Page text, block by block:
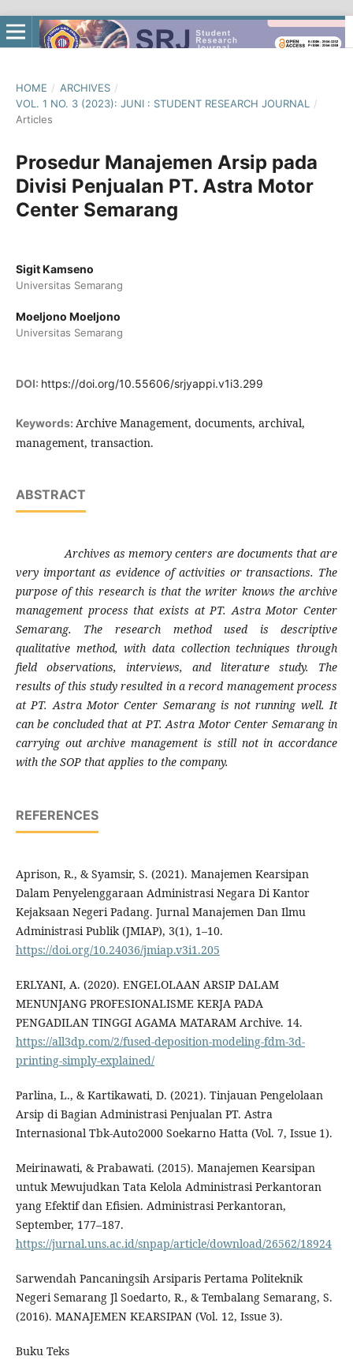
HOME / ARCHIVES /
VOL. 1 NO. 3 (2023): JUNI : STUDENT RESEARCH JOURNAL
/
Articles
Prosedur Manajemen Arsip pada
Divisi Penjualan PT. Astra Motor
Center Semarang
Sigit Kamseno
Universitas Semarang
Moeljono Moeljono
Universitas Semarang
DOI: https://doi.org/10.55606/srjyappi.v1i3.299
Keywords: Archive Management, documents, archival,
management, transaction.
ABSTRACT
Archives as memory centers are documents that are
very important as evidence of activities or transactions. The
purpose of this research is that the writer knows the archive
management process that exists at PT. Astra Motor Center
Semarang. The research method used is descriptive
qualitative method, with data collection techniques through
field observations, interviews, and literature study. The
results of this study resulted in a record management process
at PT. Astra Motor Center Semarang is not running well. It
can be concluded that at PT. Astra Motor Center Semarang in
carrying out archive management is still not in accordance
with the SOP that applies to the company.
REFERENCES
Aprison, R., & Syamsir, S. (2021). Manajemen Kearsipan
Dalam Penyelenggaraan Administrasi Negara Di Kantor
Kejaksaan Negeri Padang. Jurnal Manajemen Dan Ilmu
Administrasi Publik (JMIAP), 3(1), 1–10.
https://doi.org/10.24036/jmiap.v3i1.205
ERLYANI, A. (2020). ENGELOLAAN ARSIP DALAM
MENUNJANG PROFESIONALISME KERJA PADA
PENGADILAN TINGGI AGAMA MATARAM Archive. 14.
https://all3dp.com/2/fused-deposition-modeling-fdm-3d-
printing-simply-explained/
Parlina, L., & Kartikawati, D. (2021). Tinjauan Pengelolaan
Arsip di Bagian Administrasi Penjualan PT. Astra
Internasional Tbk-Auto2000 Soekarno Hatta (Vol. 7, Issue 1).
Meirinawati, & Prabawati. (2015). Manajemen Kearsipan
untuk Mewujudkan Tata Kelola Administrasi Perkantoran
yang Efektif dan Efisien. Administrasi Perkantoran,
September, 177–187.
https://jurnal.uns.ac.id/snpap/article/download/26562/18924
Sarwendah Pancaningsih Arsiparis Pertama Politeknik
Negeri Semarang Jl Soedarto, R., & Tembalang Semarang, S.
(2016). MANAJEMEN KEARSIPAN (Vol. 12, Issue 3).
Buku Teks